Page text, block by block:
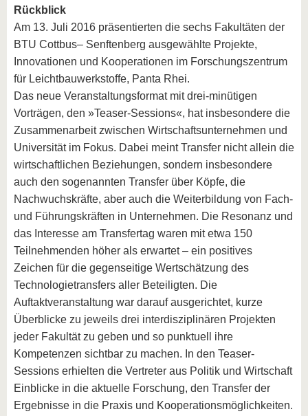
Rückblick
Am 13. Juli 2016 präsentierten die sechs Fakultäten der
BTU Cottbus– Senftenberg ausgewählte Projekte,
Innovationen und Kooperationen im Forschungszentrum
für Leichtbauwerkstoffe, Panta Rhei.
Das neue Veranstaltungsformat mit drei-minütigen
Vorträgen, den »Teaser-Sessions«, hat insbesondere die
Zusammenarbeit zwischen Wirtschaftsunternehmen und
Universität im Fokus. Dabei meint Transfer nicht allein die
wirtschaftlichen Beziehungen, sondern insbesondere
auch den sogenannten Transfer über Köpfe, die
Nachwuchskräfte, aber auch die Weiterbildung von Fach-
und Führungskräften in Unternehmen. Die Resonanz und
das Interesse am Transfertag waren mit etwa 150
Teilnehmenden höher als erwartet – ein positives
Zeichen für die gegenseitige Wertschätzung des
Technologietransfers aller Beteiligten. Die
Auftaktveranstaltung war darauf ausgerichtet, kurze
Überblicke zu jeweils drei interdisziplinären Projekten
jeder Fakultät zu geben und so punktuell ihre
Kompetenzen sichtbar zu machen. In den Teaser-
Sessions erhielten die Vertreter aus Politik und Wirtschaft
Einblicke in die aktuelle Forschung, den Transfer der
Ergebnisse in die Praxis und Kooperationsmöglichkeiten.